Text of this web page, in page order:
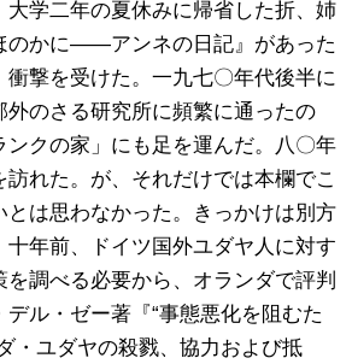
学二年の夏休みに帰省した折、姉
のかに――アンネの日記』があった
衝撃を受けた。一九七〇年代後半に
外のさる研究所に頻繁に通ったの
ンクの家」にも足を運んだ。八〇年
れた。が、それだけでは本欄でこ
とは思わなかった。きっかけは別方
年前、ドイツ国外ユダヤ人に対す
を調べる必要から、オランダで評判
ル・ゼー著『“事態悪化を阻むた
ユダヤの殺戮、協力および抵